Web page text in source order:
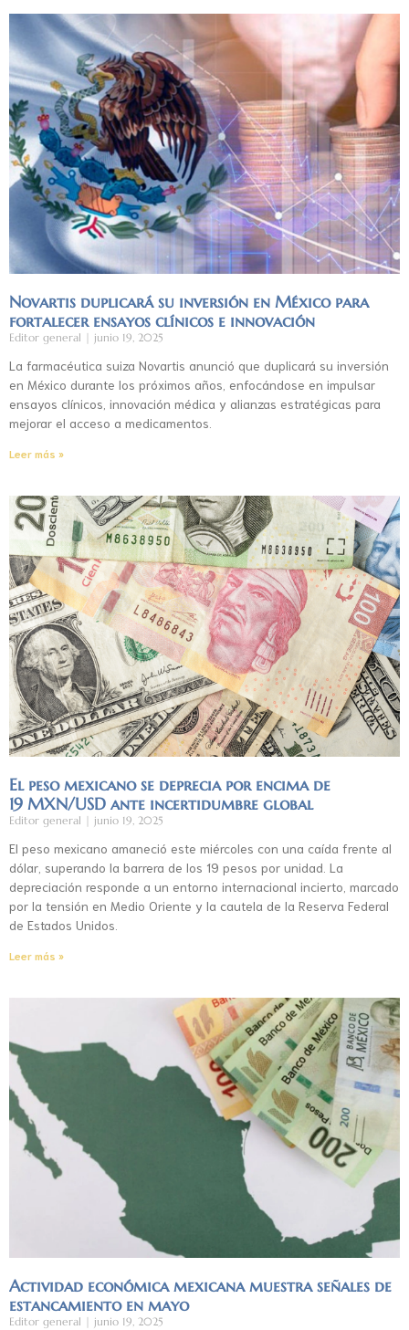
Novartis duplicará su inversión en México para
fortalecer ensayos clínicos e innovación
Editor general junio 19, 2025
La farmacéutica suiza Novartis anunció que duplicará su inversión
en México durante los próximos años, enfocándose en impulsar
ensayos clínicos, innovación médica y alianzas estratégicas para
mejorar el acceso a medicamentos.
Leer más »
El peso mexicano se deprecia por encima de
19 MXN/USD ante incertidumbre global
Editor general junio 19, 2025
El peso mexicano amaneció este miércoles con una caída frente al
dólar, superando la barrera de los 19 pesos por unidad. La
depreciación responde a un entorno internacional incierto, marcado
por la tensión en Medio Oriente y la cautela de la Reserva Federal
de Estados Unidos.
Leer más »
Actividad económica mexicana muestra señales de
estancamiento en mayo
Editor general junio 19, 2025